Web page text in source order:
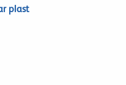
plast